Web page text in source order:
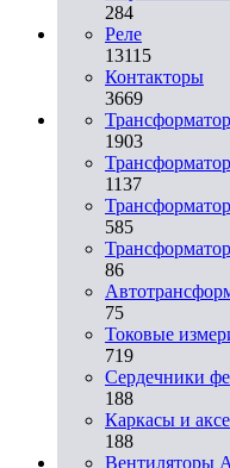
284
Реле
13115
Контакторы
3669
1903
1137
585
86
75
Токовые
719
Сердечники
188
Каркасы и
188
Вентиляторы